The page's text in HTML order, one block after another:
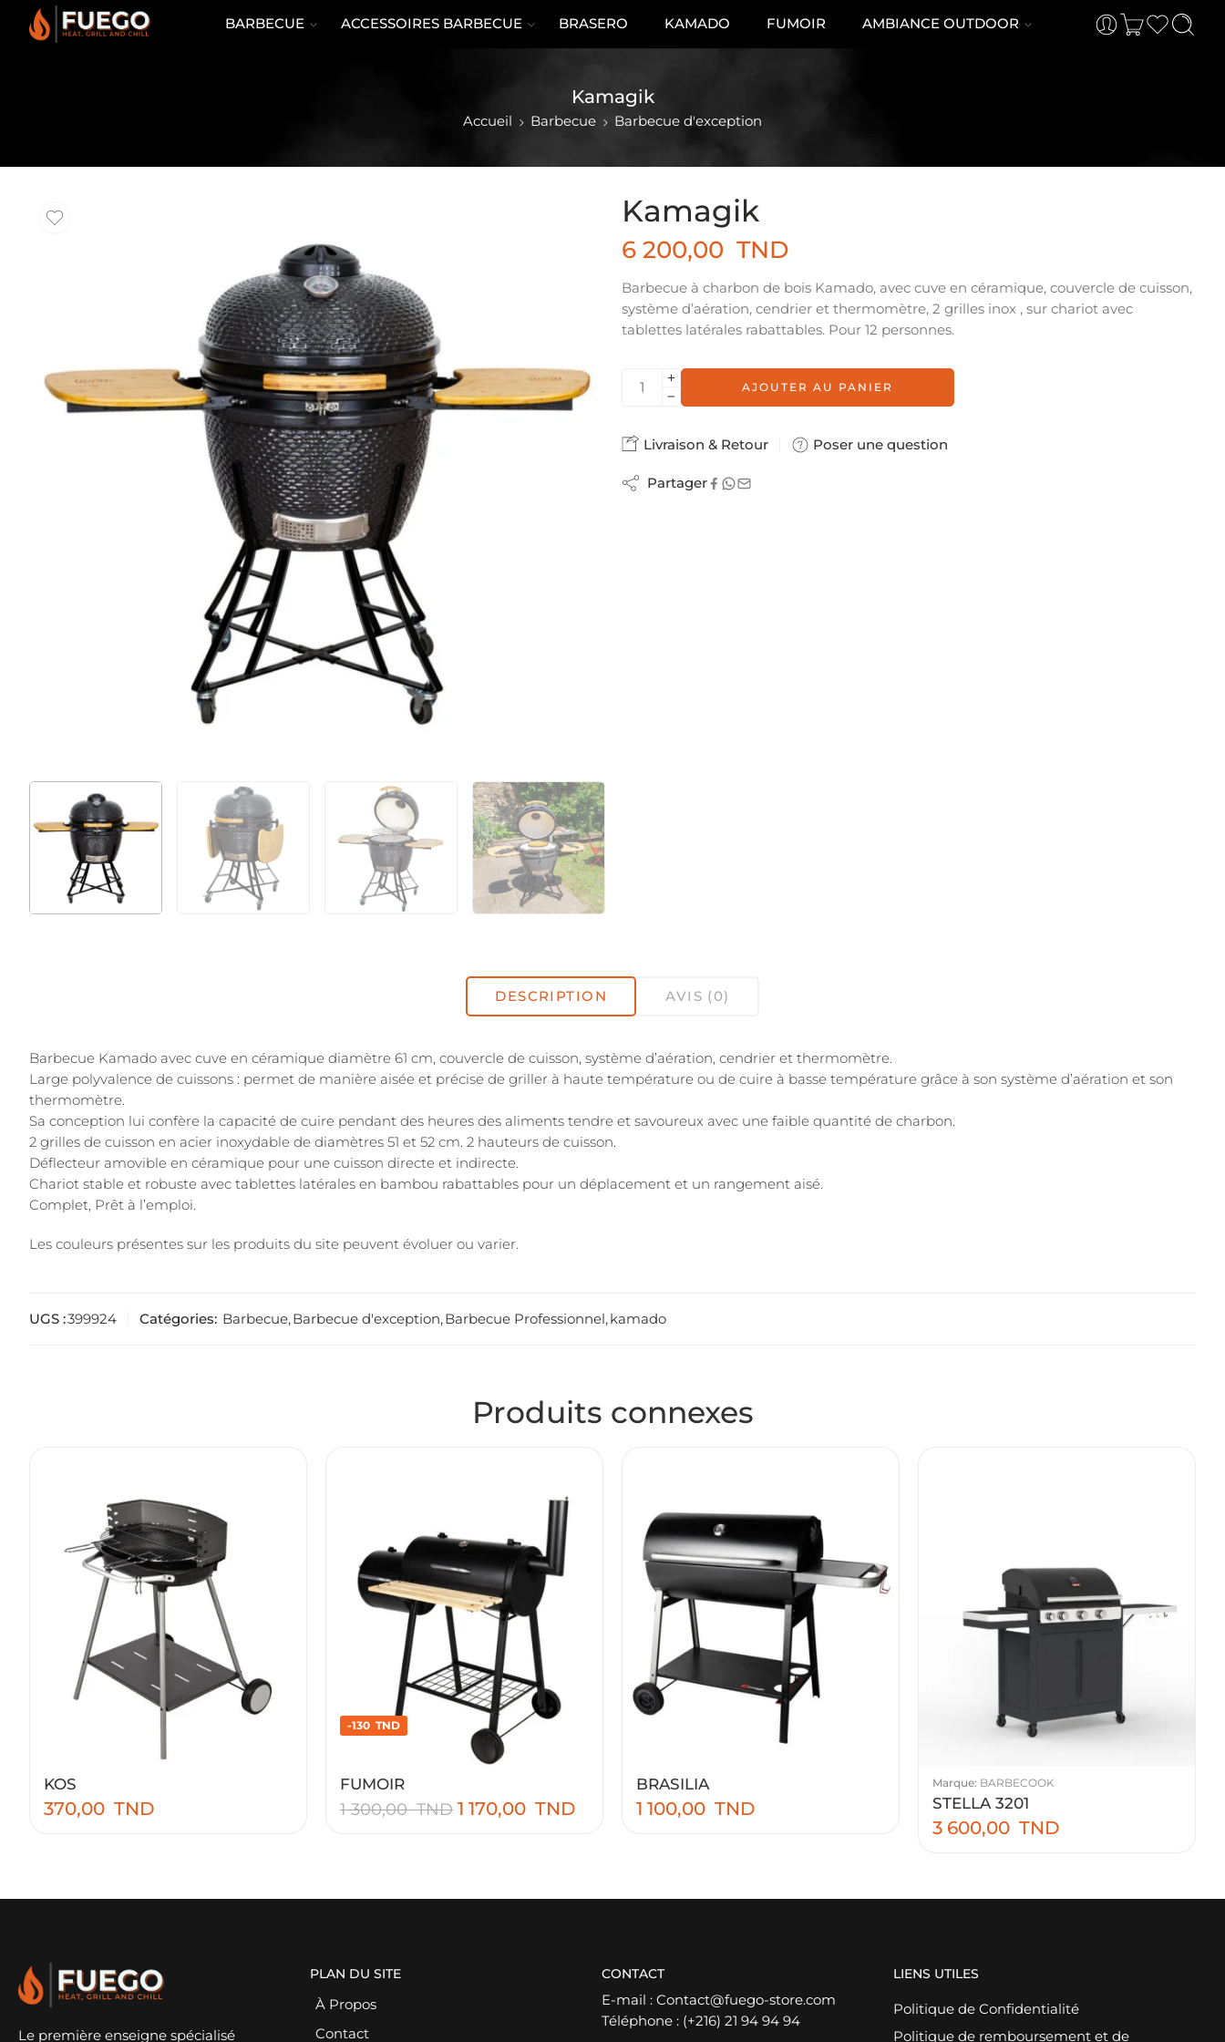
BARBECUE ACCESSOIRES BARBECUE BRASERO KAMADO FUMOIR AMBIANCE OUTDOOR
Kamagik
Accueil Barbecue Barbecue d'exception
Kamagik
6 200,00 TND
Barbecue à charbon de bois Kamado, avec cuve en céramique, couvercle de cuisson,
système d’aération, cendrier et thermomètre, 2 grilles inox , sur chariot avec
tablettes latérales rabattables. Pour 12 personnes.
AJOUTER AU PANIER
Livraison & Retour Poser une question
Partager
DESCRIPTION AVIS (0)
Barbecue Kamado avec cuve en céramique diamètre 61 cm, couvercle de cuisson, système d’aération, cendrier et thermomètre.
Large polyvalence de cuissons : permet de manière aisée et précise de griller à haute température ou de cuire à basse température grâce à son système d’aération et son
thermomètre.
Sa conception lui confère la capacité de cuire pendant des heures des aliments tendre et savoureux avec une faible quantité de charbon.
2 grilles de cuisson en acier inoxydable de diamètres 51 et 52 cm. 2 hauteurs de cuisson.
Déflecteur amovible en céramique pour une cuisson directe et indirecte.
Chariot stable et robuste avec tablettes latérales en bambou rabattables pour un déplacement et un rangement aisé.
Complet, Prêt à l’emploi.
Les couleurs présentes sur les produits du site peuvent évoluer ou varier.
UGS :399924 Catégories: Barbecue,Barbecue d'exception,Barbecue Professionnel,kamado
Produits connexes
KOS
370,00 TND
FUMOIR
-130 TND
1 300,00TND 1 170,00 TND
BRASILIA
1 100,00 TND
Marque: BARBECOOK
STELLA 3201
3 600,00 TND
Le première enseigne spécialisé
PLAN DU SITE
À Propos
Contact
CONTACT
E-mail : Contact@fuego-store.com
Téléphone : (+216) 21 94 94 94
LIENS UTILES
Politique de Confidentialité
Politique de remboursement et de